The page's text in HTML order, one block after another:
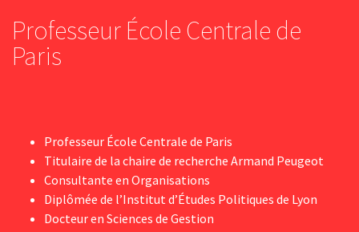
Professeur École Centrale de
Paris
Professeur École Centrale de Paris
Titulaire de la chaire de recherche Armand Peugeot
Consultante en Organisations
Diplômée de l’Institut d’Études Politiques de Lyon
Docteur en Sciences de Gestion